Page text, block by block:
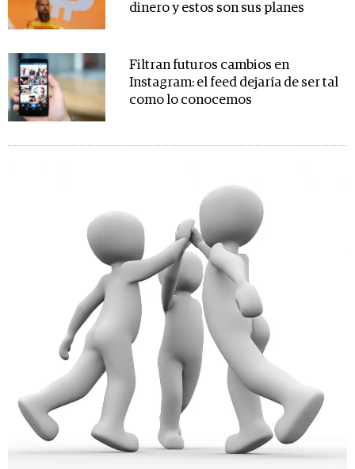
dinero y estos son sus planes
Filtran futuros cambios en
Instagram: el feed dejaría de ser tal
como lo conocemos